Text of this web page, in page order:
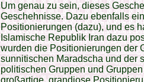
Um genau zu sein, dieses
Geschehnisse. Dazu ebenfalls
Positionierungen (dazu), und es
Islamische Republik Iran dazu
wurden die Positionierungen der
sunnitischen Maradscha und der
politischen Gruppen und
großartige, grandiose